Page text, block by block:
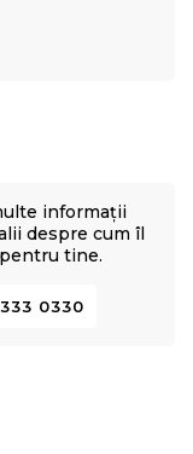
informații
despre cum îl
tine.
0330